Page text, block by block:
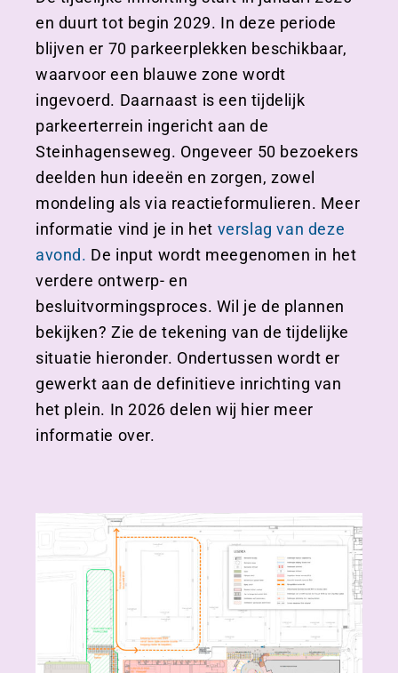
en duurt tot begin 2029. In deze periode
blijven er 70 parkeerplekken beschikbaar,
waarvoor een blauwe zone wordt
ingevoerd. Daarnaast is een tijdelijk
parkeerterrein ingericht aan de
Steinhagenseweg. Ongeveer 50 bezoekers
deelden hun ideeën en zorgen, zowel
mondeling als via reactieformulieren. Meer
informatie vind je in het verslag van deze
avond. De input wordt meegenomen in het
verdere ontwerp- en
besluitvormingsproces. Wil je de plannen
bekijken? Zie de tekening van de tijdelijke
situatie hieronder. Ondertussen wordt er
gewerkt aan de definitieve inrichting van
het plein. In 2026 delen wij hier meer
informatie over.